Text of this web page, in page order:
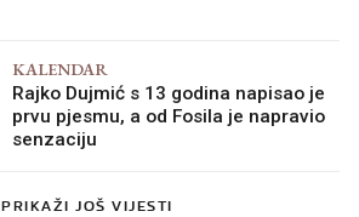
KALENDAR
Rajko Dujmić s 13 godina napisao je
prvu pjesmu, a od Fosila je napravio
senzaciju
PRIKAŽI JOŠ VIJESTI